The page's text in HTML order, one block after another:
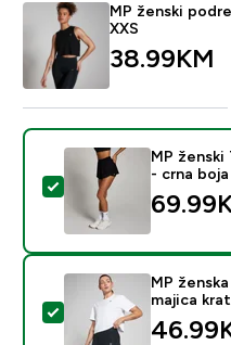
MP ženski
XXS
38.99KM‎
Select this product -
MP ženski
- crna
Select this product -
MP
majica